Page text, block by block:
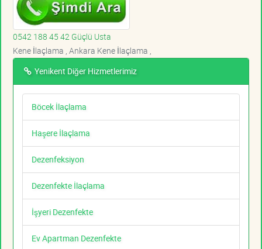
0542 188 45 42 Güçlü Usta
Kene İlaçlama , Ankara Kene İlaçlama ,
Yenikent Diğer Hizmetlerimiz
Böcek İlaçlama
Haşere İlaçlama
Dezenfeksiyon
Dezenfekte İlaçlama
İşyeri Dezenfekte
Ev Apartman Dezenfekte